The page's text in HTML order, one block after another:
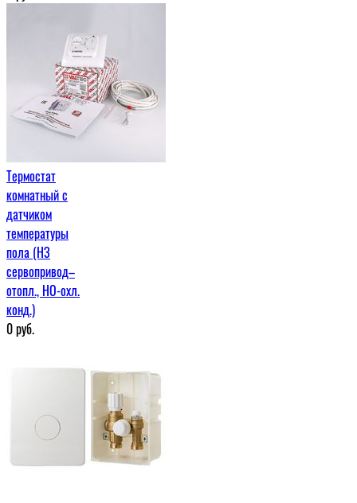
Термостат
комнатный с
датчиком
температуры
пола (НЗ
сервопривод–
отопл., НО-охл.
конд.)
0руб.